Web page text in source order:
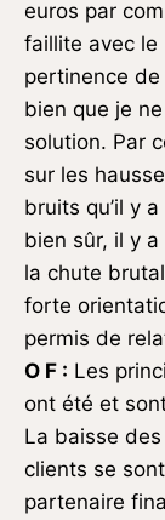
euros par
faillite avec le
pertinence de
bien que je
solution. Par
sur les
bruits qu’il y
bien sûr, il y a
la chute
forte
permis de
O F : Les
ont été et
La baisse
clients se
partenaire